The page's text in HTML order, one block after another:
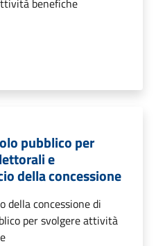
pubblico per
e
della concessione
della concessione di
per svolgere attività